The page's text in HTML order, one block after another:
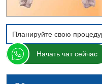
Планируйте свою
Начать чат сейчас